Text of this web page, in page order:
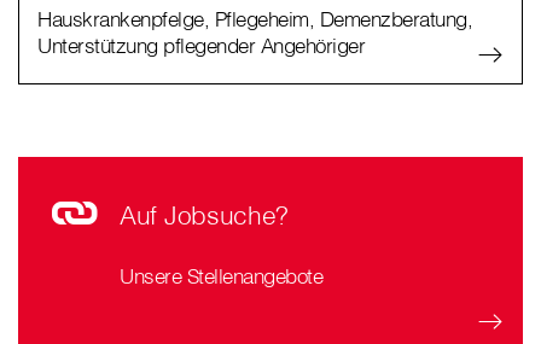
Hauskrankenpfelge, Pflegeheim, Demenzberatung,
Unterstützung pflegender Angehöriger
Auf Jobsuche?
Unsere Stellenangebote